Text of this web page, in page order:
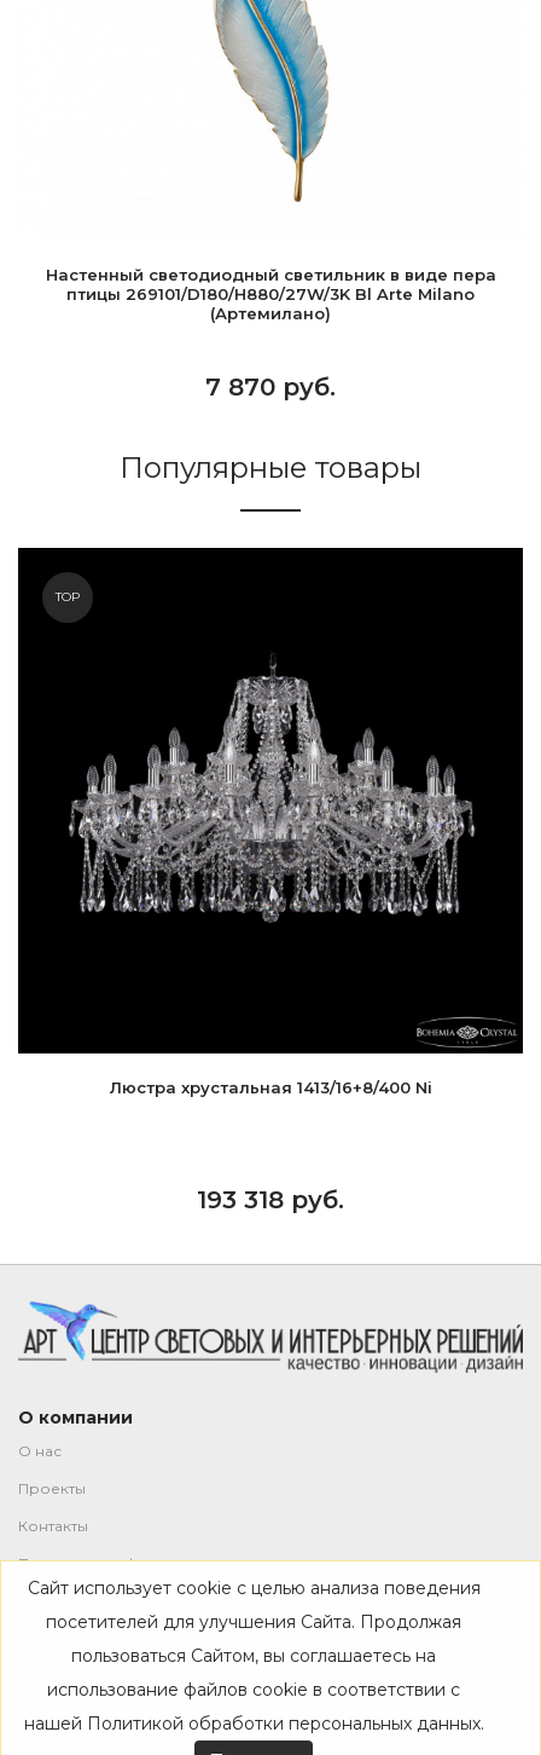
Настенный светодиодный светильник в виде пера
птицы 269101/D180/H880/27W/3K Bl Arte Milano
(Артемилано)
7 870 руб.
Популярные товары
TOP
Люстра хрустальная 1413/16+8/400 Ni
193 318 руб.
О компании
О нас
Проекты
Контакты
Политика конфиденциальности
Магазин
Каталог
Дизайнерам
Акции
Сайт использует cookie с целью анализа поведения
посетителей для улучшения Сайта. Продолжая
пользоваться Сайтом, вы соглашаетесь на
использование файлов cookie в соответствии с
нашей Политикой обработки персональных данных.